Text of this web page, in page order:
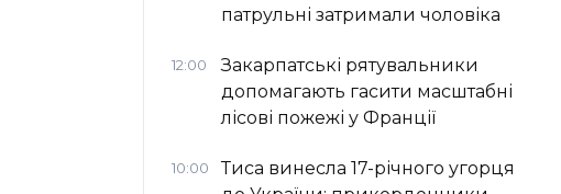
патрульні затримали чоловіка
12:00
Закарпатські рятувальники
допомагають гасити масштабні
лісові пожежі у Франції
10:00
Тиса винесла 17-річного угорця